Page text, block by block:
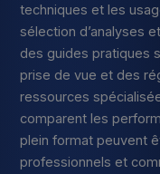
techniques et les
sélection d’analyses
des guides pratiques
prise de vue et des
ressources
comparent les
plein format peuvent
professionnels et